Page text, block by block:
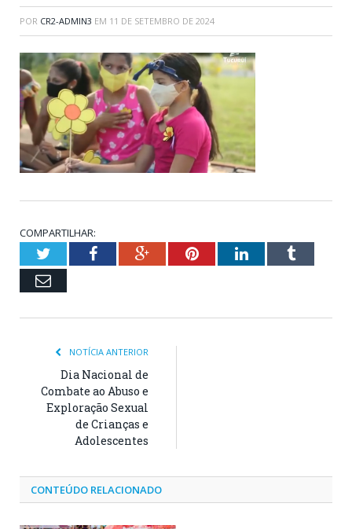
POR CR2-ADMIN3 EM 11 DE SETEMBRO DE 2024
COMPARTILHAR:
TwitterFacebookGoogle+PinterestLinkedInTumblr
Email
NOTÍCIA ANTERIOR
Dia Nacional de
Combate ao Abuso e
Exploração Sexual
de Crianças e
Adolescentes
CONTEÚDO RELACIONADO